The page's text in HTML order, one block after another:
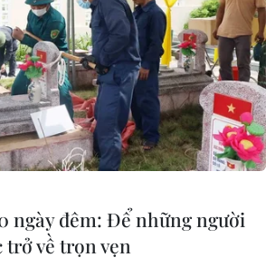
tục khám chữa bệnh bảo hiểm y tế. (Nguồn:
TTXVN)
tin từ Bảo hiểm xã hội Thành
đơn vị này vừa có Tờ trình gửi
đạo công tác lập danh sách, cấp
cho người dân hiện đang
xã/phường An toàn khu trên
ngày đêm: Để những người
về trọn vẹn